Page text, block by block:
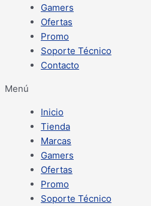
Gamers
Ofertas
Promo
Soporte Técnico
Contacto
Menú
Inicio
Tienda
Marcas
Gamers
Ofertas
Promo
Soporte Técnico